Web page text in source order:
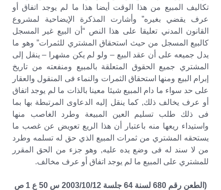
تكاليف المبيع من هذا الوقت أيضا هذا ما لم يوجد اتفاق أو
عرف يقضي بغيره” وأشارت المذكرة الإيضاحية لمشروع
القانون المدني تعليقا على هذا النص “أن البيع غير المسجل
كالبيع المسجل من حيث استحقاق المشتري للثمرات” وهو ما
يدل جميعه على أن عقد البيع – ولو لم يكن مشهرا – ينقل إلى
المشتري جميع الحقوق المتعلقة بالمبيع ومنفعته من تاريخ
إبرام البيع ومنها استحقاق الثمرات والنماء فى المنقول والعقار
على حد سواء ما دام المبيع شيئا معينا بالذات ما لم يوجد اتفاق
أو عرف يخالف ذلك, كما ينقل إليه الدعاوى المرتبطة بها بما
فى ذلك طلب تسليم العين المبيعة وطرد الغاصب منها
واستيداء ريعها منه باعتبار أن هذا الريع تعويض عن غصب ما
يستحقه المشتري من ثمرات المبيع الذي حق له تسلمه وطرد
من لا سند له فى وضع يده عليه, وهو جزء من الحق المقرر
للمشتري على المبيع ما لم يوجد اتفاق أو عرف مخالف.
(الطعن رقم 680 لسنة 64 جلسة 2003/10/12 س 50 ع 1 ص